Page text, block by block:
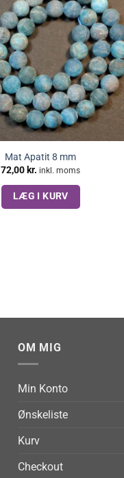
Mat Apatit 8 mm
72,00 kr. inkl. moms
LÆG I KURV
OM MIG
Min Konto
Ønskeliste
Kurv
Checkout